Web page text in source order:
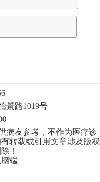
景路1019号
病友参考，不作为医疗诊
转载或引用文章涉及版权
！
端